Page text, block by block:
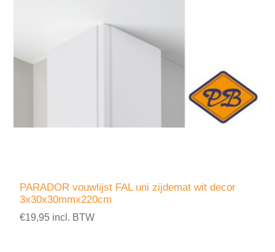
PARADOR vouwlijst FAL uni zijdemat wit decor
3x30x30mmx220cm
€19,95 incl. BTW